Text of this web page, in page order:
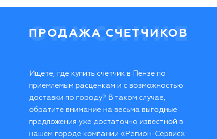
ПРОДАЖА СЧЕТЧИКОВ
Ищете, где купить счетчик в Пензе по
приемлемым расценкам и с возможностью
доставки по городу? В таком случае,
обратите внимание на весьма выгодные
предложения уже достаточно известной в
нашем городе компании «Регион-Сервис».